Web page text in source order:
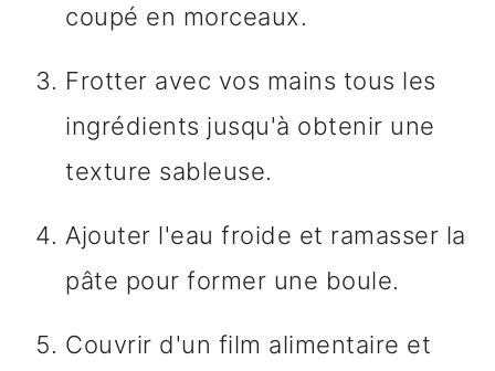
coupé en morceaux.
Frotter avec vos mains tous les
ingrédients jusqu'à obtenir une
texture sableuse.
Ajouter l'eau froide et ramasser la
pâte pour former une boule.
Couvrir d'un film alimentaire et